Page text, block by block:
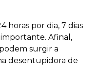
horas por dia, 7 dias
Afinal,
surgir a
desentupidora de